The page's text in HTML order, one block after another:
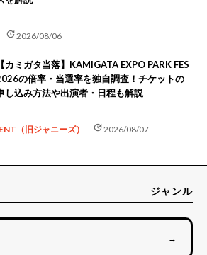
update2026/08/06
【カミガタ当落】KAMIGATA EXPO PARK FES
の倍率・当選率を独自調査！チケットの
し込み方法や出演者・日程も解説
（旧ジャニーズ） update2026/08/07
ジャンル
→